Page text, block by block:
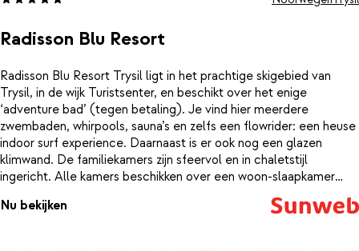
Radisson Blu Resort
Radisson Blu Resort Trysil ligt in het prachtige skigebied van
Trysil, in de wijk Turistsenter, en beschikt over het enige
‘adventure bad’ (tegen betaling). Je vind hier meerdere
zwembaden, whirpools, sauna’s en zelfs een flowrider: een heuse
indoor surf experience. Daarnaast is er ook nog een glazen
klimwand. De familiekamers zijn sfeervol en in chaletstijl
ingericht. Alle kamers beschikken over een woon-slaapkamer
luxe bedden van het merk Jensen en een moderne badkamer.
Nu bekijken